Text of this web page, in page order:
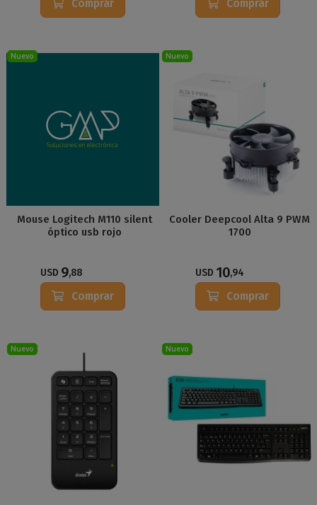
Comprar Comprar
Nuevo
Mouse Logitech M110 silent
óptico usb rojo
USD 9,88
Comprar
Nuevo
Cooler Deepcool Alta 9 PWM
1700
USD 10,94
Comprar
Nuevo Nuevo